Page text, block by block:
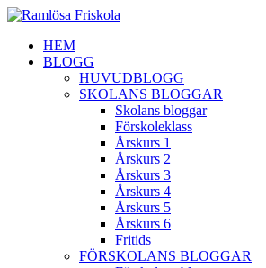
HEM
BLOGG
HUVUDBLOGG
SKOLANS BLOGGAR
Skolans bloggar
Förskoleklass
Årskurs 1
Årskurs 2
Årskurs 3
Årskurs 4
Årskurs 5
Årskurs 6
Fritids
FÖRSKOLANS BLOGGAR